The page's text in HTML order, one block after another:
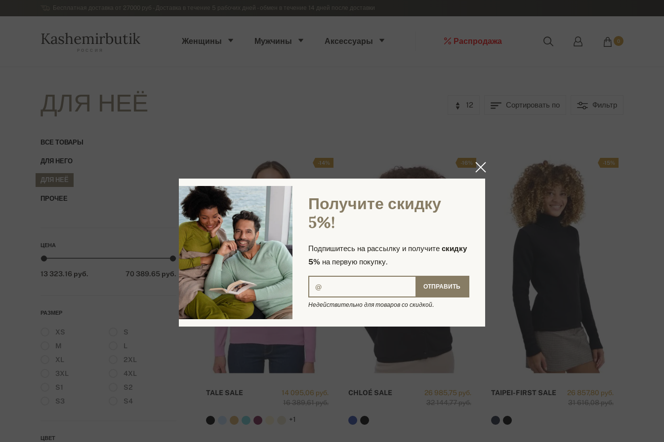
Бесплатная доставка от 27000 руб - Доставка в течение 5 рабочих дней - обмен в течение 14 дней после доставки
Kashemirbutik
РОССИЯ
Женщины Мужчины Аксессуары Распродажа 0
ДЛЯ НЕЁ 12 Сортировать по Фильтр
ВСЕ ТОВАРЫ
ДЛЯ НЕГО
ДЛЯ НЕЁ
ПРОЧЕЕ
ЦЕНА
13 323.16 руб. 70 389.65 руб.
РАЗМЕР
XS
S
M
L
XL
2XL
3XL
4XL
S1
S2
S3
S4
ЦВЕТ
-14%
14 095,06 руб.
16 389,61 руб.
TALE SALE
+1
-16%
26 985,75 руб.
32 144,77 руб.
CHLOÉ SALE
-15%
26 857,80 руб.
31 616,08 руб.
TAIPEI-FIRST SALE
Получите скидку
5%!
Подпишитесь на рассылку и получите скидку
5% на первую покупку.
ОТПРАВИТЬ
Недействительно для товаров со скидкой.